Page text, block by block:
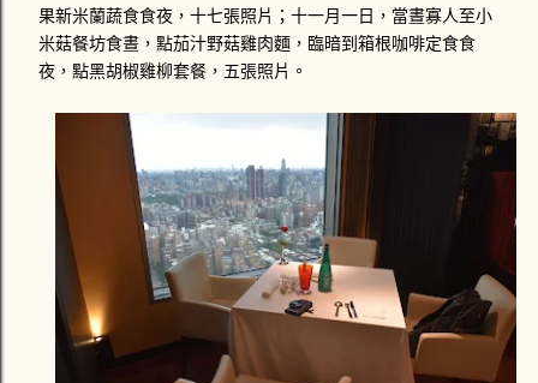
果新米蘭蔬食食夜，十七張照片；十一月一日，當晝寡人至小
米菇餐坊食晝，點茄汁野菇雞肉麵，臨暗到箱根咖啡定食食
夜，點黑胡椒雞柳套餐，五張照片。